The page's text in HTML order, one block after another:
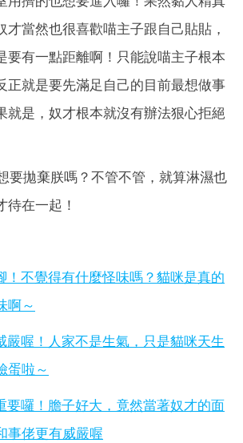
才當然也很喜歡喵主子跟自己貼貼，
要有一點距離啊！只能說喵主子根本
正就是要先滿足自己的目前最想做事
就是，奴才根本就沒有辦法狠心拒絕
要拋棄朕嗎？不管不管，就算淋濕也
待在一起！
！不覺得有什麼怪味嗎？貓咪是真的
啊～
嚴喔！人家不是生氣，只是貓咪天生
蛋啦～
要囉！膽子好大，竟然當著奴才的面
事佬更有威嚴喔